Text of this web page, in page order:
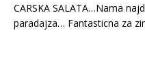
CARSKA SALATA…Nama
paradajza… Fantasticna za